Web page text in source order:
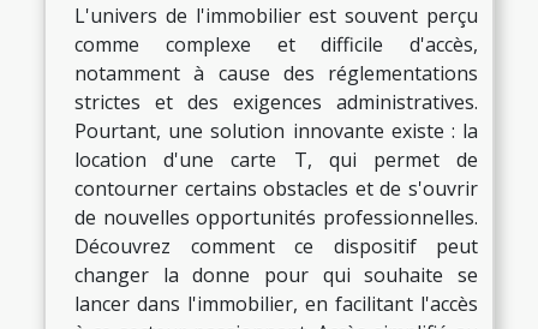
L'univers de l'immobilier est souvent perçu
comme complexe et difficile d'accès,
notamment à cause des réglementations
strictes et des exigences administratives.
Pourtant, une solution innovante existe : la
location d'une carte T, qui permet de
contourner certains obstacles et de s'ouvrir
de nouvelles opportunités professionnelles.
Découvrez comment ce dispositif peut
changer la donne pour qui souhaite se
lancer dans l'immobilier, en facilitant l'accès